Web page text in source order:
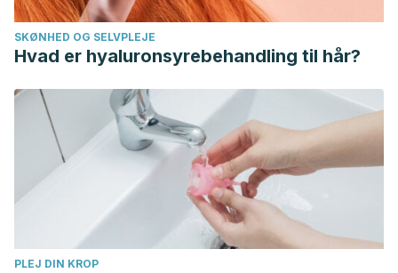
SKØNHED OG SELVPLEJE
Hvad er hyaluronsyrebehandling til hår?
PLEJ DIN KROP